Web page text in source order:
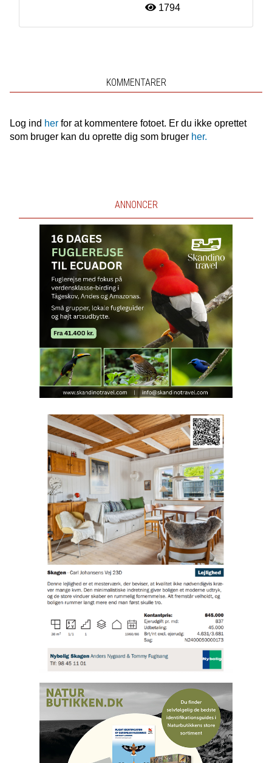
1794
KOMMENTARER
Log ind herfor at kommentere fotoet. Er du ikke oprettet
som bruger kan du oprette dig som bruger her.
ANNONCER